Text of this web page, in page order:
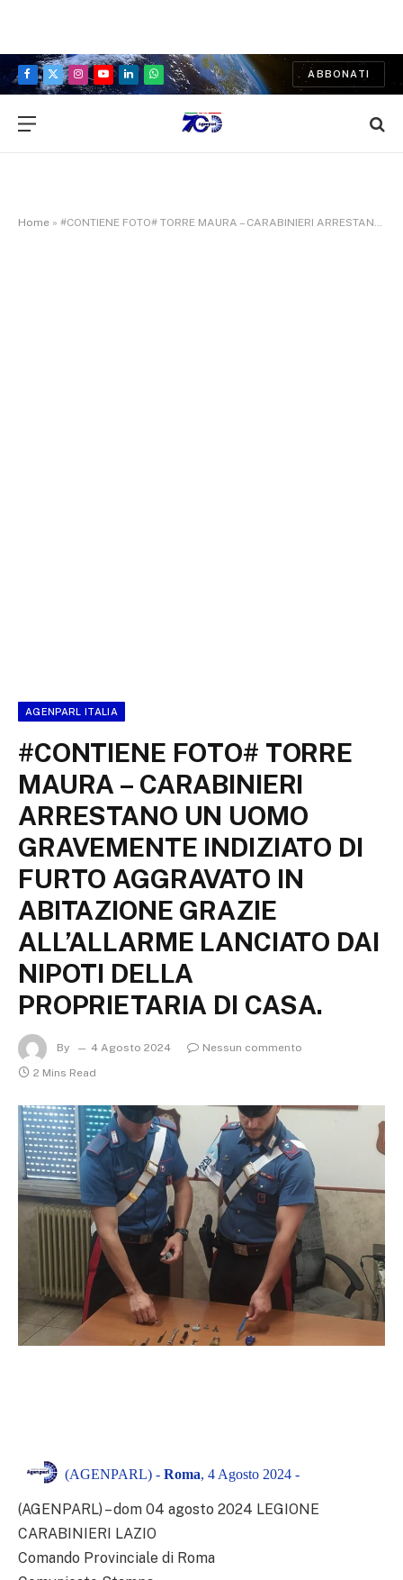
Facebook
X
Instagram
YouTubeLinkedInWhatsApp
ABBONATI
Home » #CONTIENE FOTO# TORRE MAURA – CARABINIERI ARRESTANO UN UOMO GRAVEMENTE INDIZIATO DI FURTO AGGRAVATO IN ABITAZIONE GRAZIE ALL’ALLARME LANCIATO DAI NIPOTI DELLA PROPRIETARIA DI CASA.
AGENPARL ITALIA
#CONTIENE FOTO# TORRE
MAURA – CARABINIERI
ARRESTANO UN UOMO
GRAVEMENTE INDIZIATO DI
FURTO AGGRAVATO IN
ABITAZIONE GRAZIE
ALL’ALLARME LANCIATO DAI
NIPOTI DELLA
PROPRIETARIA DI CASA.
By 4 Agosto 2024
Nessun commento
2 Mins Read
(AGENPARL) - Roma, 4 Agosto 2024 -
(AGENPARL) – dom 04 agosto 2024 LEGIONE
CARABINIERI LAZIO
Comando Provinciale di Roma